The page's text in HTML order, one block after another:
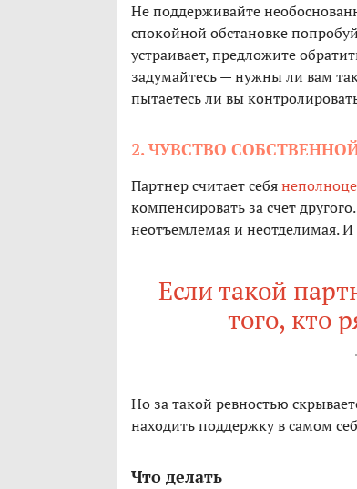
Не поддерживайте
спокойной обстановке
устраивает, предложите
задумайтесь — нужны ли вам
пытаетесь ли вы
2. ЧУВСТВО
Партнер считает себя
компенсировать за счет
неотъемлемая и неотделимая.
Если такой
того, кто
Но за такой ревностью
находить поддержку в самом
Что делать